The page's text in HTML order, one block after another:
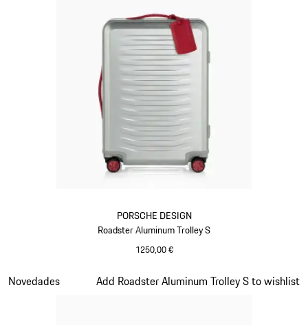
PORSCHE DESIGN
Roadster Aluminum Trolley S
1250,00 €
Novedades Add Roadster Aluminum Trolley S to wishlist
Diapositiva 2 de 7